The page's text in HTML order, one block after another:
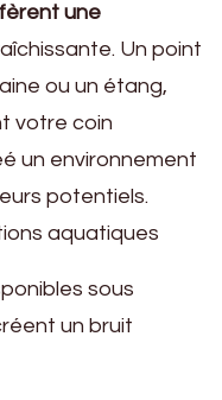
une
Un point
ou un étang,
votre coin
un environnement
potentiels.
aquatiques
sous
un bruit